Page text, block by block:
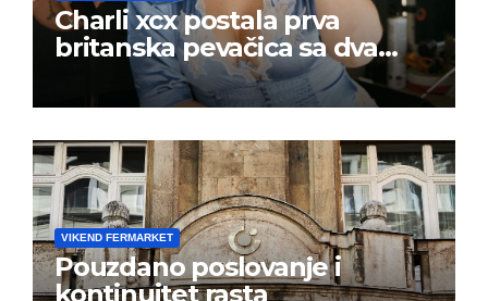
Charli xcx postala prva
britanska pevačica sa dva
albuma na prvom mestu u
istoj kalendarskoj godini
VIKEND FERMARKET
Pouzdano poslovanje i
kontinuitet rasta